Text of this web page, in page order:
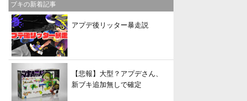
ブキの新着記事
アプデ後リッター暴走説
【悲報】大型？アプデさん、
新ブキ追加無しで確定